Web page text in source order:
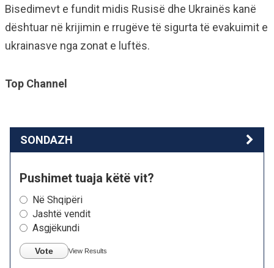
Bisedimevt e fundit midis Rusisë dhe Ukrainës kanë
dështuar në krijimin e rrugëve të sigurta të evakuimit e
ukrainasve nga zonat e luftës.
Top Channel
SONDAZH
Pushimet tuaja këtë vit?
Në Shqipëri
Jashtë vendit
Asgjëkundi
Vote View Results